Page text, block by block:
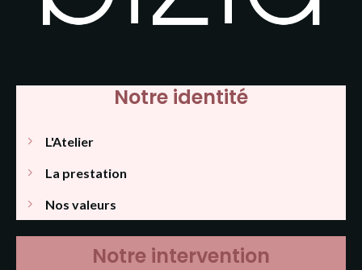
Notre identité
L'Atelier
La prestation
Nos valeurs
Notre intervention